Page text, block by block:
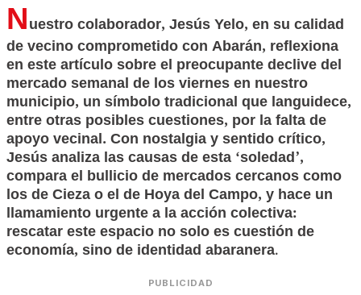
Nuestro colaborador, Jesús Yelo, en su calidad
de vecino comprometido con Abarán, reflexiona
en este artículo sobre el preocupante declive del
mercado semanal de los viernes en nuestro
municipio, un símbolo tradicional que languidece,
entre otras posibles cuestiones, por la falta de
apoyo vecinal. Con nostalgia y sentido crítico,
Jesús analiza las causas de esta ‘soledad’,
compara el bullicio de mercados cercanos como
los de Cieza o el de Hoya del Campo, y hace un
llamamiento urgente a la acción colectiva:
rescatar este espacio no solo es cuestión de
economía, sino de identidad abaranera.
PUBLICIDAD